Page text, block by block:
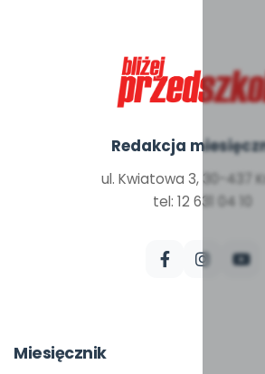
Redakcja
ul. Kwiatowa 3, 30-437
tel: 12 631 04 10
Miesięcznik